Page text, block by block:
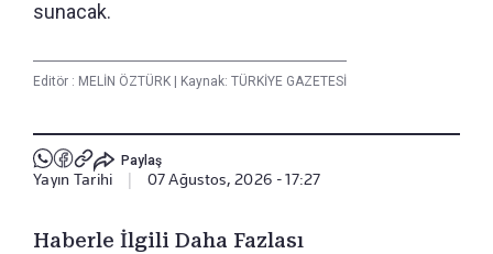
sunacak.
Editör : MELİN ÖZTÜRK Kaynak: TÜRKİYE GAZETESİ
Paylaş
Yayın Tarihi 07 Ağustos, 2026 - 17:27
Haberle İlgili Daha Fazlası